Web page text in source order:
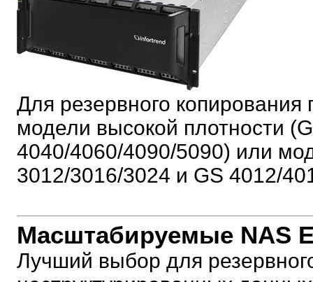
Для резервного копирования
модели высокой плотности
4040/4060/4090/5090) или
3012/3016/3024 и GS 4012/
Масштабируемые NAS
Лучший выбор для